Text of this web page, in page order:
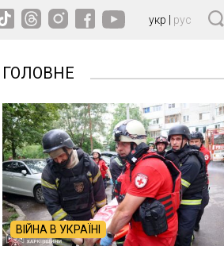
укр рус
ГОЛОВНЕ
ВІЙНА В УКРАЇНІ